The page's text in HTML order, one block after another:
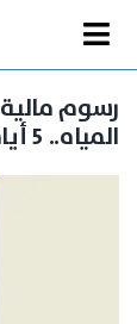
content
Toggle
الصفحة الرئيسية
سياسة
رسوم
المياه.. 5 أيام فقط لتجنب الغرامات!